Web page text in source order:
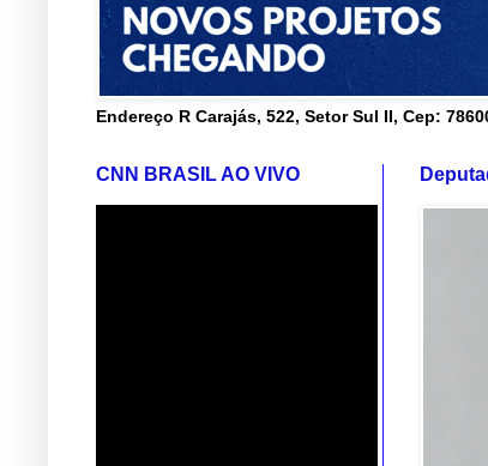
Endereço R Carajás, 522, Setor Sul II, Cep:
CNN BRASIL AO VIVO